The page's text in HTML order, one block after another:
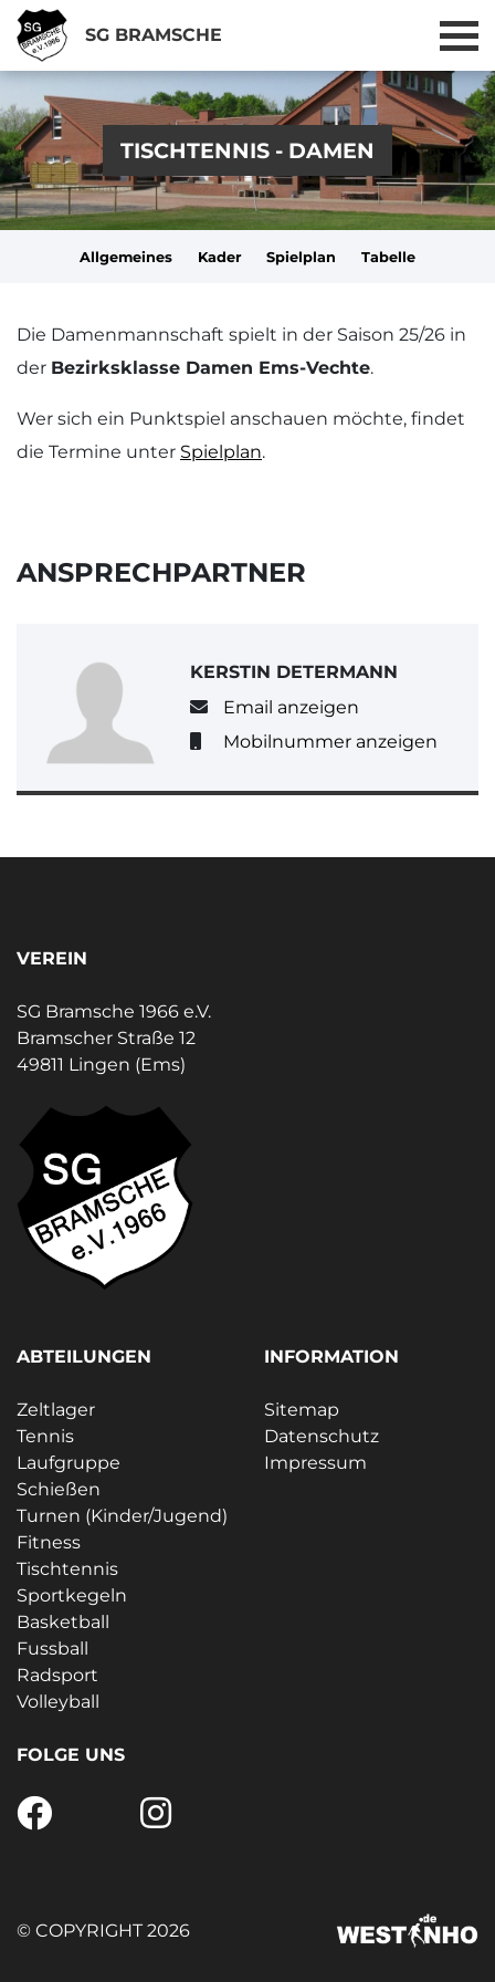
SG BRAMSCHE
TISCHTENNIS - DAMEN
Allgemeines Kader Spielplan Tabelle
Die Damenmannschaft spielt in der Saison 25/26 in
der Bezirksklasse Damen Ems-Vechte.
Wer sich ein Punktspiel anschauen möchte, findet
die Termine unter Spielplan.
ANSPRECHPARTNER
KERSTIN DETERMANN
Email anzeigen
Mobilnummer anzeigen
VEREIN
SG Bramsche 1966 e.V.
Bramscher Straße 12
49811 Lingen (Ems)
ABTEILUNGEN
Zeltlager
Tennis
Laufgruppe
Schießen
Turnen (Kinder/Jugend)
Fitness
Tischtennis
Sportkegeln
Basketball
Fussball
Radsport
Volleyball
INFORMATION
Sitemap
Datenschutz
Impressum
FOLGE UNS
© COPYRIGHT 2026